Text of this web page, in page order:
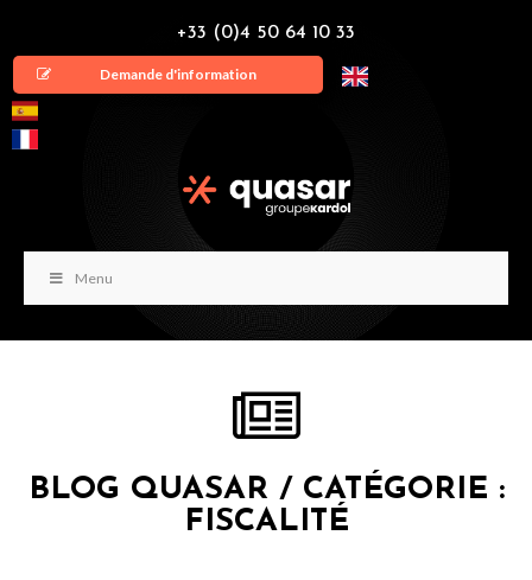
+33 (0)4 50 64 10 33
Demande d'information
Menu
BLOG QUASAR / CATÉGORIE :
FISCALITÉ